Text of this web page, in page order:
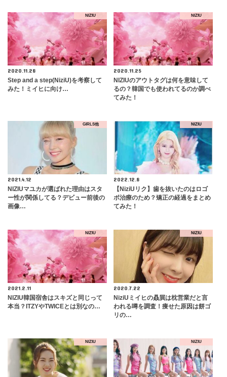
NIZIU
2020.11.28
Step and a step(NiziU)を考察して
みた！ミイヒに向け…
NIZIU
2020.11.25
NIZIUのアウトタグは何を意味して
るの？韓国でも使われてるのか調べ
てみた！
GIRLS他
2021.4.12
NIZIUマユカが選ばれた理由はスタ
ー性が関係してる？デビュー前後の
画像…
NIZIU
2022.12.8
【NiziUリク】歯を抜いたのはロゴ
ボ治療のため？矯正の経過をまとめ
てみた！
NIZIU
2021.2.11
NIZIU韓国宿舎はスキズと同じって
本当？ITZYやTWICEとは別なの…
NIZIU
2020.7.22
NiziUミイヒの贔屓は枕営業だと言
われる噂を調査！痩せた原因は餅ゴ
リの…
NIZIU NIZIU